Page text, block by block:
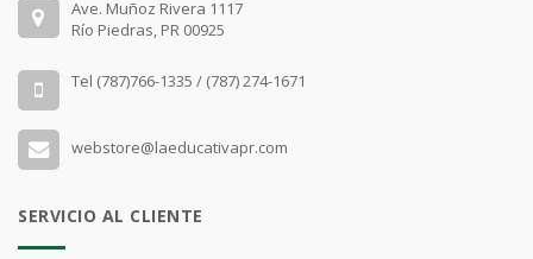
Ave. Muñoz Rivera 1117
Río Piedras, PR 00925
Tel (787)766-1335 / (787) 274-1671
webstore@laeducativapr.com
SERVICIO AL CLIENTE